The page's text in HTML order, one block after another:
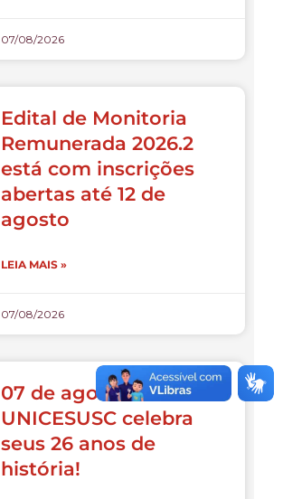
07/08/2026
Edital de Monitoria
Remunerada 2026.2
está com inscrições
abertas até 12 de
agosto
LEIA MAIS »
07/08/2026
07 de agosto:
UNICESUSC celebra
seus 26 anos de
história!